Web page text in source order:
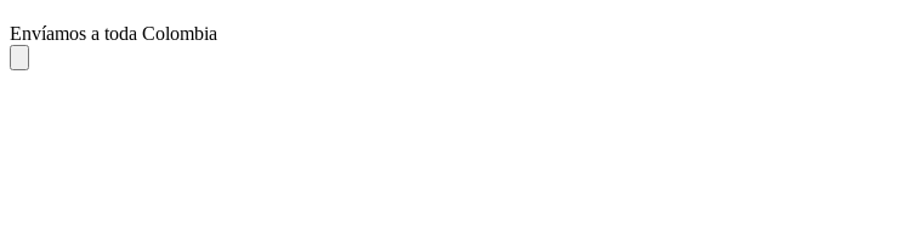
Envíamos a toda Colombia